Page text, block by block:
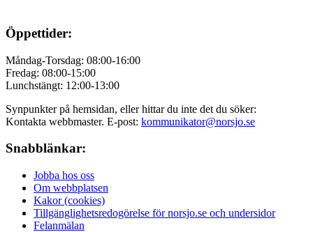
Öppettider:
Måndag-Torsdag: 08:00-16:00
Fredag: 08:00-15:00
Lunchstängt: 12:00-13:00
Synpunkter på hemsidan, eller hittar du inte det du söker:
Kontakta webbmaster. E-post: kommunikator@norsjo.se
Snabblänkar:
Jobba hos oss
Om webbplatsen
Kakor (cookies)
Tillgänglighetsredogörelse för norsjo.se och undersidor
Felanmälan